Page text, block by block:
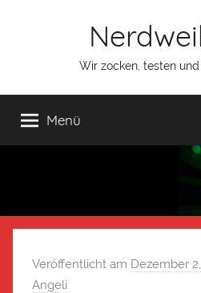
Wir zocken, testen
Menü
Veröffentlicht am Dezember
Angeli